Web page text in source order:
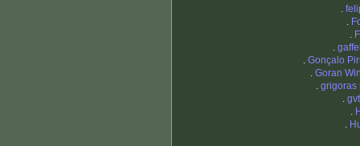
.
.
.
.
. Gonçalo
. Goran
. grigoras
.
.
.